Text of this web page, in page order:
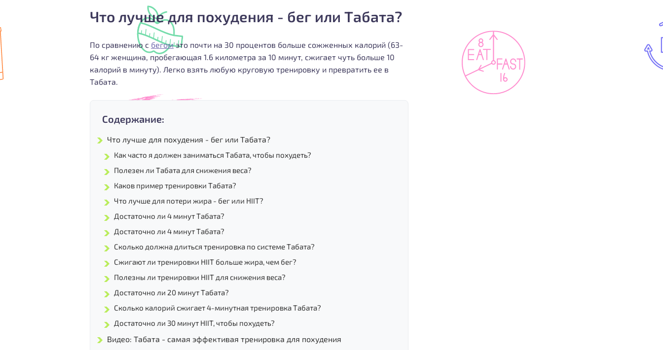
Что лучше для похудения - бег или Табата?
По сравнению с бегомэто почти на 30 процентов больше сожженных калорий (63-
64 кг женщина, пробегающая 1.6 километра за 10 минут, сжигает чуть больше 10
калорий в минуту). Легко взять любую круговую тренировку и превратить ее в
Табата.
Содержание:
Что лучше для похудения - бег или Табата?
Как часто я должен заниматься Табата, чтобы похудеть?
Полезен ли Табата для снижения веса?
Каков пример тренировки Табата?
Что лучше для потери жира - бег или HIIT?
Достаточно ли 4 минут Табата?
Достаточно ли 4 минут Табата?
Сколько должна длиться тренировка по системе Табата?
Сжигают ли тренировки HIIT больше жира, чем бег?
Полезны ли тренировки HIIT для снижения веса?
Достаточно ли 20 минут Табата?
Сколько калорий сжигает 4-минутная тренировка Табата?
Достаточно ли 30 минут HIIT, чтобы похудеть?
Видео: Табата - самая эффективая тренировка для похудения